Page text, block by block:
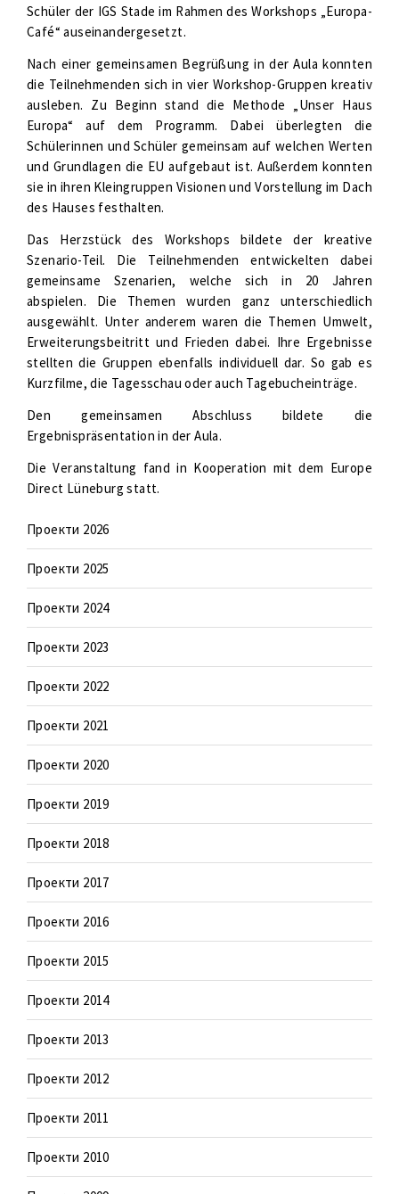
Schüler der IGS Stade im Rahmen des Workshops „Europa-
Café“ auseinandergesetzt.
Nach einer gemeinsamen Begrüßung in der Aula konnten
die Teilnehmenden sich in vier Workshop-Gruppen kreativ
ausleben. Zu Beginn stand die Methode „Unser Haus
Europa“ auf dem Programm. Dabei überlegten die
Schülerinnen und Schüler gemeinsam auf welchen Werten
und Grundlagen die EU aufgebaut ist. Außerdem konnten
sie in ihren Kleingruppen Visionen und Vorstellung im Dach
des Hauses festhalten.
Das Herzstück des Workshops bildete der kreative
Szenario-Teil. Die Teilnehmenden entwickelten dabei
gemeinsame Szenarien, welche sich in 20 Jahren
abspielen. Die Themen wurden ganz unterschiedlich
ausgewählt. Unter anderem waren die Themen Umwelt,
Erweiterungsbeitritt und Frieden dabei. Ihre Ergebnisse
stellten die Gruppen ebenfalls individuell dar. So gab es
Kurzfilme, die Tagesschau oder auch Tagebucheinträge.
Den gemeinsamen Abschluss bildete die
Ergebnispräsentation in der Aula.
Die Veranstaltung fand in Kooperation mit dem Europe
Direct Lüneburg statt.
Проекти 2026
Проекти 2025
Проекти 2024
Проекти 2023
Проекти 2022
Проекти 2021
Проекти 2020
Проекти 2019
Проекти 2018
Проекти 2017
Проекти 2016
Проекти 2015
Проекти 2014
Проекти 2013
Проекти 2012
Проекти 2011
Проекти 2010